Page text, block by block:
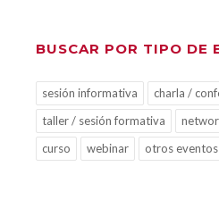
BUSCAR POR TIPO DE
sesión informativa
charla /
taller / sesión formativa
curso
webinar otros eventos